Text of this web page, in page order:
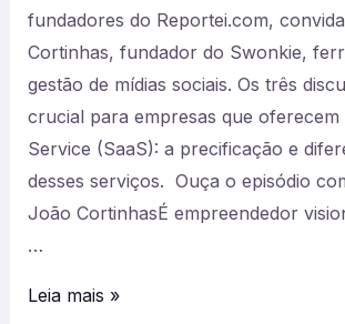
fundadores do Reportei.com,
Cortinhas, fundador do Swonkie,
gestão de mídias sociais. Os três
crucial para empresas que oferecem
Service (SaaS): a precificação e
desses serviços. Ouça o episódio
João CortinhasÉ empreendedor
…
#21
Leia mais »